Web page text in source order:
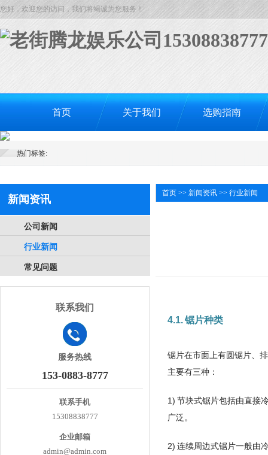
您好，欢迎您的访问，我们将竭诚为您服务！
首页 关于我们 选购指南
热门标签:
新闻资讯
公司新闻
行业新闻
常见问题
联系我们
服务热线
153-0883-8777
联系手机
15308838777
企业邮箱
admin@admin.com
首页 >> 新闻资讯 >> 行业新闻
4.1. 锯片种类
锯片在市面上有圆锯片、
主要有三种：
1) 节块式锯片包括由直接
广泛。
2) 连续周边式锯片一般由